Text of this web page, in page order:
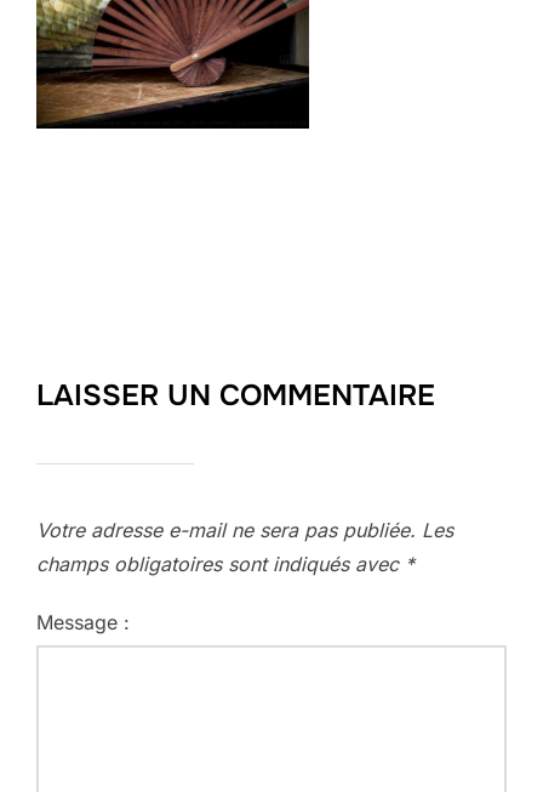
LAISSER UN COMMENTAIRE
Votre adresse e-mail ne sera pas publiée. Les
champs obligatoires sont indiqués avec *
Message :